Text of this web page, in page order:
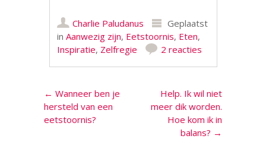
Charlie Paludanus
Geplaatst
inAanwezig zijn, Eetstoornis, Eten,
Inspiratie, Zelfregie 2 reacties
Berichtnavigatie
← Wanneer ben je
hersteld van een
eetstoornis?
Help. Ik wil niet
meer dik worden.
Hoe kom ik in
balans? →